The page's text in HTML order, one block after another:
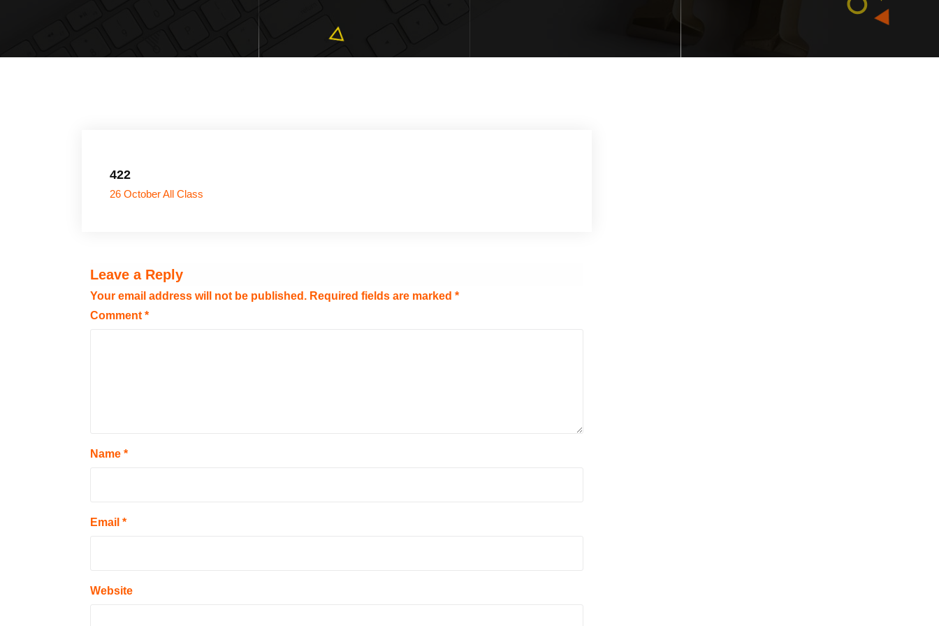
422
26 October All Class
Leave a Reply
Your email address will not be published. Required fields are marked *
Comment *
Name *
Email *
Website